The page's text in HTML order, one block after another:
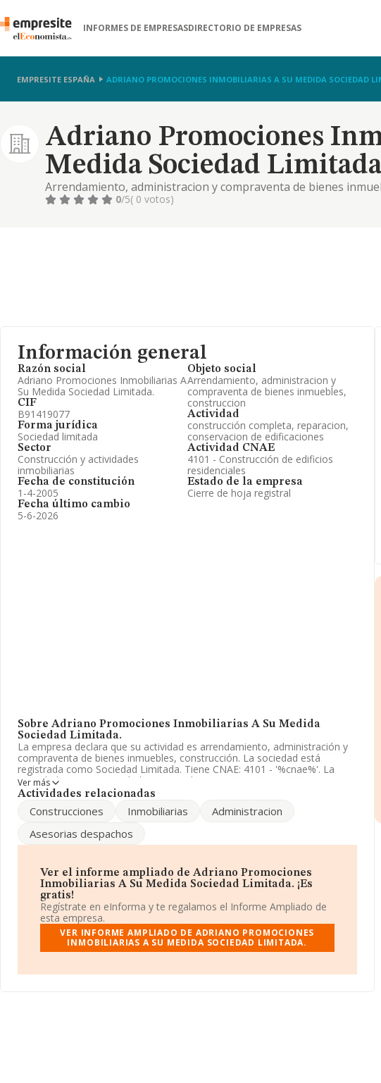
INFORMES DE EMPRESASDIRECTORIO DE EMPRESAS
EMPRESITE ESPAÑA ADRIANO PROMOCIONES INMOBILIARIAS A SU MEDIDA SOCIEDAD
Adriano Promociones
Medida Sociedad
Arrendamiento, administracion y compraventa de bienes
0/5( 0 votos)
Información general
Razón social
Adriano Promociones Inmobiliarias A
Su Medida Sociedad Limitada.
CIF
B91419077
Forma jurídica
Sociedad limitada
Sector
Construcción y actividades
inmobiliarias
Fecha de constitución
1-4-2005
Fecha último cambio
5-6-2026
Objeto social
Arrendamiento, administracion y
compraventa de bienes inmuebles,
construccion
Actividad
construcción completa, reparacion,
conservacion de edificaciones
Actividad CNAE
4101 - Construcción de edificios
residenciales
Estado de la empresa
Cierre de hoja registral
Sobre Adriano Promociones Inmobiliarias A Su Medida
Sociedad Limitada.
La empresa declara que su actividad es arrendamiento, administración y
compraventa de bienes inmuebles, construcción. La sociedad está
registrada como Sociedad Limitada. Tiene CNAE: 4101 - '%cnae%'. La
sociedad no tiene actividad en mercados exteriores.
Medida Sociedad Limitada, CIF B91419077, tiene domicilio fiscal en
Guadaira, Sevilla, Andalucía.
compañías, a nivel nacional la facturación asciende a 36.783 millones de
euros y el promedio de la facturación de ventas entre todas las
compañías asciende a los 194 mil euros. En cuanto a la información
relativa a la provincia de Sevilla, en la base de datos de INFORMA
aparecen 6869 empresas, cuyas ventas en 2005 han alcanzado los 1.238
millones de euros. Para aportar ulterior información de interés en el
ámbito sectorial, la antigüedad desde la constitución es de 17 años. La
media de empleados de las empresas es de 2.
Ver más
Actividades relacionadas
Construcciones Inmobiliarias
Administracion
Asesorias despachos
Ver el informe ampliado de Adriano Promociones
Inmobiliarias A Su Medida Sociedad Limitada. ¡Es
gratis!
Regístrate en eInforma y te regalamos el Informe Ampliado de
esta empresa.
VER INFORME AMPLIADO DE ADRIANO PROMOCIONES
INMOBILIARIAS A SU MEDIDA SOCIEDAD LIMITADA.